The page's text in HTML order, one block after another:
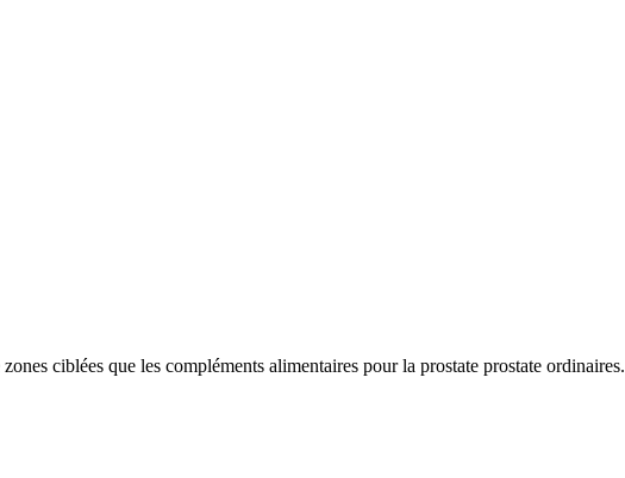
ciblées que les compléments alimentaires pour la prostate prostate ordinaires.